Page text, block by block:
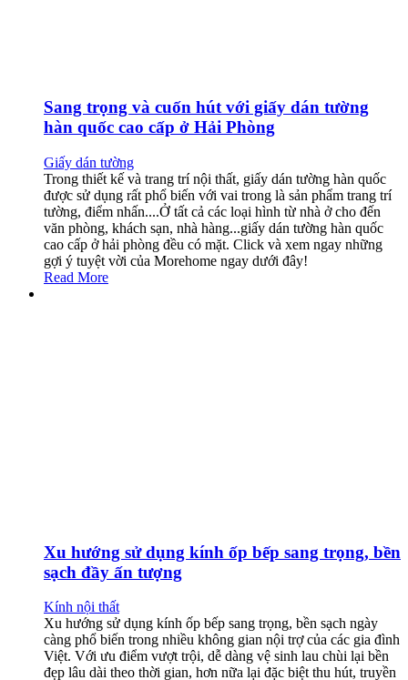
Sang trọng và cuốn hút với giấy dán tường
hàn quốc cao cấp ở Hải Phòng
Giấy dán tường
Trong thiết kế và trang trí nội thất, giấy dán tường hàn quốc
được sử dụng rất phổ biến với vai trong là sản phẩm trang trí
tường, điểm nhấn....Ở tất cả các loại hình từ nhà ở cho đến
văn phòng, khách sạn, nhà hàng...giấy dán tường hàn quốc
cao cấp ở hải phòng đều có mặt. Click và xem ngay những
gợi ý tuyệt vời của Morehome ngay dưới đây!
Read More
Xu hướng sử dụng kính ốp bếp sang trọng, bền
sạch đầy ấn tượng
Kính nội thất
Xu hướng sử dụng kính ốp bếp sang trọng, bền sạch ngày
càng phổ biến trong nhiều không gian nội trợ của các gia đình
Việt. Với ưu điểm vượt trội, dễ dàng vệ sinh lau chùi lại bền
đẹp lâu dài theo thời gian, hơn nữa lại đặc biệt thu hút, truyền